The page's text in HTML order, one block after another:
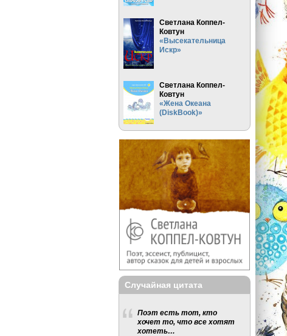
Светлана Коппел-
Ковтун
«Высекательница
Искр»
Светлана Коппел-
Ковтун
«Жена Океана
(DiskBook)»
Случайная цитата
Поэт есть тот, кто
хочет то, что все хотят
хотеть…